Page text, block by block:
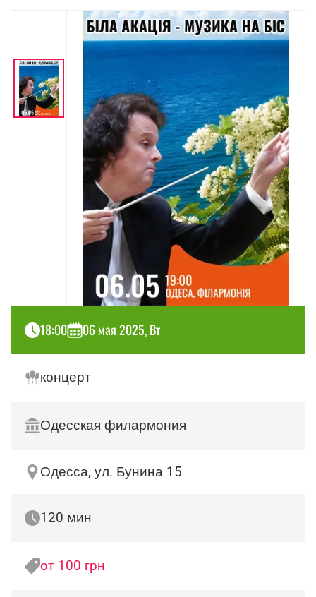
18:00 06 мая 2025, Вт
концерт
Одесская филармония
Одесса, ул. Бунина 15
120 мин
от 100 грн